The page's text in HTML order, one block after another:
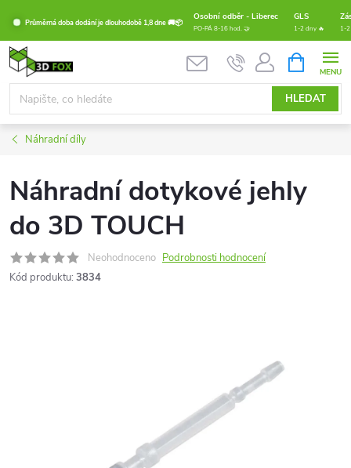
obsah
Průměrná doba dodání je dlouhodobě 1,8 dne 🚚📦
Osobní odběr - Liberec GLS
PO-PÁ 8-16 hod. 🤝 1-2 dny 🔥 1-
HLEDAT
NÁKUPNÍ
KOŠÍK
Náhradní díly
Náhradní dotykové jehly
do 3D TOUCH
Neohodnoceno Podrobnosti hodnocení
Kód produktu: 3834